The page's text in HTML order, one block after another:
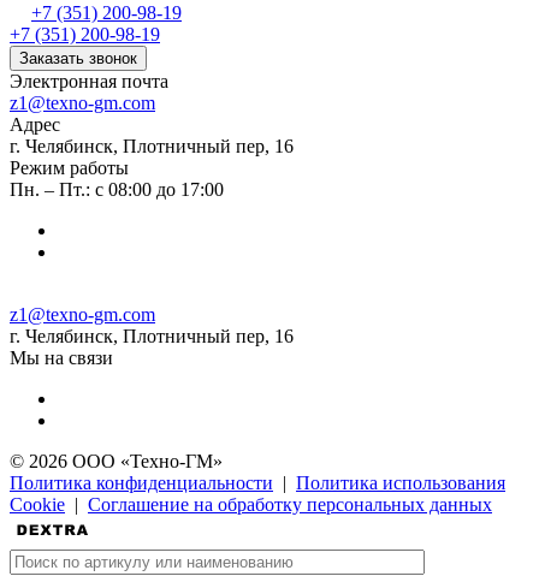
+7 (351) 200-98-19
+7 (351) 200-98-19
Заказать звонок
Электронная почта
z1@texno-gm.com
Адрес
г. Челябинск, Плотничный пер, 16
Режим работы
Пн. – Пт.: с 08:00 до 17:00
z1@texno-gm.com
г. Челябинск, Плотничный пер, 16
Мы на связи
© 2026 ООО «Техно-ГМ»
Политика конфиденциальности | Политика использования
Cookie | Соглашение на обработку персональных данных